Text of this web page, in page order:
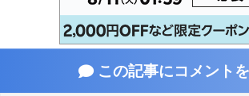
この記事にコメント